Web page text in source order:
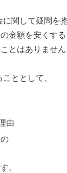
関して疑問を
金額を安くする
とはありません
ととして、
由
。